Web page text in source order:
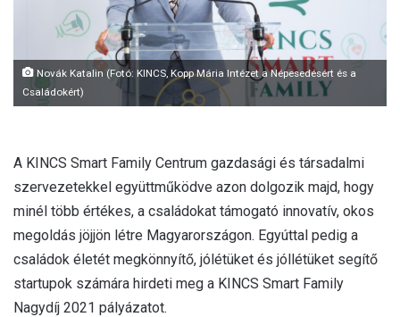
Novák Katalin (Fotó: KINCS, Kopp Mária Intézet a Népesedésért és a
Családokért)
A KINCS Smart Family Centrum gazdasági és társadalmi
szervezetekkel együttműködve azon dolgozik majd, hogy
minél több értékes, a családokat támogató innovatív, okos
megoldás jöjjön létre Magyarországon. Egyúttal pedig a
családok életét megkönnyítő, jólétüket és jóllétüket segítő
startupok számára hirdeti meg a KINCS Smart Family
Nagydíj 2021 pályázatot.